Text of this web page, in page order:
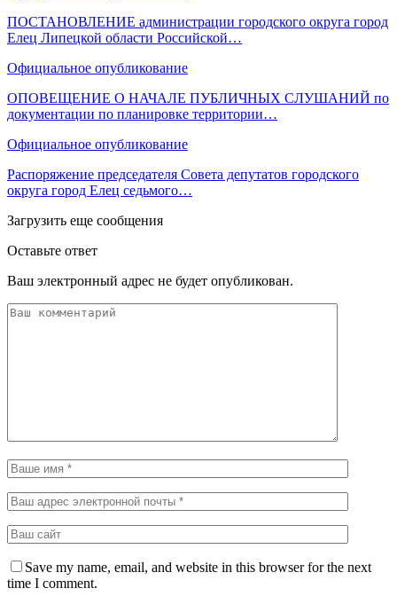
ПОСТАНОВЛЕНИЕ администрации городского округа город
Елец Липецкой области Российской…
Официальное опубликование
ОПОВЕЩЕНИЕ О НАЧАЛЕ ПУБЛИЧНЫХ СЛУШАНИЙ по
документации по планировке территории…
Официальное опубликование
Распоряжение председателя Совета депутатов городского
округа город Елец седьмого…
Загрузить еще сообщения
Оставьте ответ
Ваш электронный адрес не будет опубликован.
Save my name, email, and website in this browser for the next
time I comment.